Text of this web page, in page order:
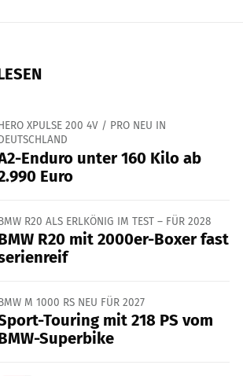
XPULSE 200 4V / PRO NEU IN
Enduro unter 160 Kilo ab
Euro
R20 ALS ERLKÖNIG IM TEST – FÜR 2028
R20 mit 2000er-Boxer fast
M 1000 RS NEU FÜR 2027
Touring mit 218 PS vom
Superbike